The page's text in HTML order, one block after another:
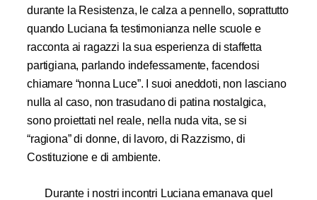
durante la Resistenza, le calza a pennello, soprattutto
quando Luciana fa testimonianza nelle scuole e
racconta ai ragazzi la sua esperienza di staffetta
partigiana, parlando indefessamente, facendosi
chiamare “nonna Luce”. I suoi aneddoti, non lasciano
nulla al caso, non trasudano di patina nostalgica,
sono proiettati nel reale, nella nuda vita, se si
“ragiona” di donne, di lavoro, di Razzismo, di
Costituzione e di ambiente.
Durante i nostri incontri Luciana emanava quel